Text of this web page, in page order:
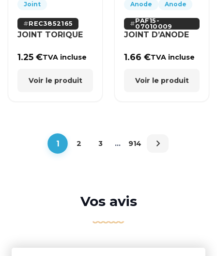
Joint
REC3852165
JOINT TORIQUE
1.25€TVA incluse
Voir le produit
Anode Anode
PAF15-
07010009
JOINT D’ANODE
1.66€TVA incluse
Voir le produit
1 2 3 … 914
Vos avis